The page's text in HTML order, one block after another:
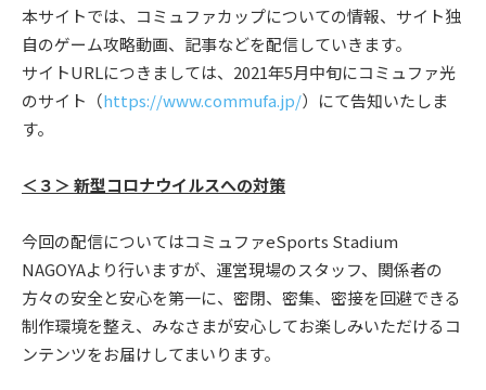
本サイトでは、コミュファカップについての情報、サイト独
自のゲーム攻略動画、記事などを配信していきます。
サイトURLにつきましては、2021年5月中旬にコミュファ光
のサイト（https://www.commufa.jp/）にて告知いたしま
す。
＜３＞ 新型コロナウイルスへの対策
今回の配信についてはコミュファeSports Stadium
NAGOYAより行いますが、運営現場のスタッフ、関係者の
方々の安全と安心を第一に、密閉、密集、密接を回避できる
制作環境を整え、みなさまが安心してお楽しみいただけるコ
ンテンツをお届けしてまいります。